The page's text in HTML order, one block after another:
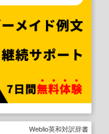
Weblio英和対訳辞書